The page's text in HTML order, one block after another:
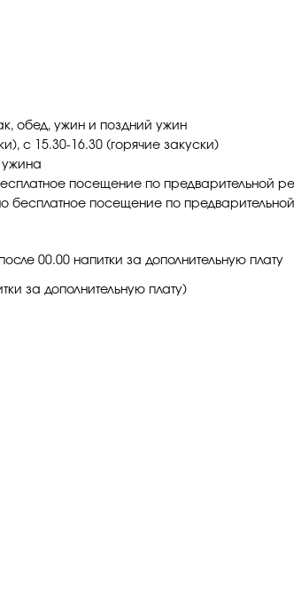
обед, ужин и поздний ужин
с 15.30-16.30 (горячие закуски)
ужина
посещение по предварительной
бесплатное посещение по
00.00 напитки за дополнительную плату
за дополнительную плату)